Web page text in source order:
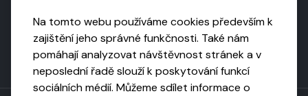
Na tomto webu používáme cookies především k
zajištění jeho správné funkčnosti. Také nám
pomáhají analyzovat návštěvnost stránek a v
neposlední řadě slouží k poskytování funkcí
sociálních médií. Můžeme sdílet informace o